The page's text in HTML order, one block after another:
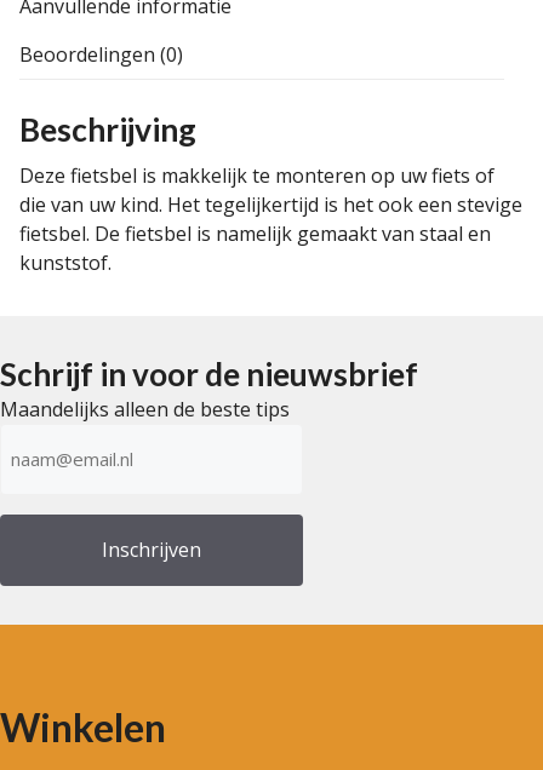
Aanvullende informatie
Beoordelingen (0)
Beschrijving
Deze fietsbel is makkelijk te monteren op uw fiets of
die van uw kind. Het tegelijkertijd is het ook een stevige
fietsbel. De fietsbel is namelijk gemaakt van staal en
kunststof.
Schrijf in voor de nieuwsbrief
Maandelijks alleen de beste tips
mailadres
Winkelen